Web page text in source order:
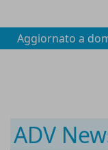
Aggiornato a
ADV